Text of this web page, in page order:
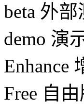
beta 外
demo 演
Enhance
Free 自